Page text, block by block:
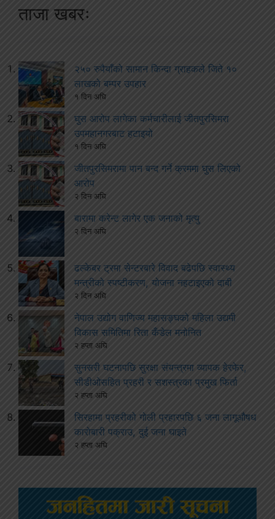
ताजा खबरः
२५० रुपैयाँको सामान किन्दा ग्राहकले जिते १०
लाखको बम्पर उपहार
१ दिन अघि
घुस आरोप लागेका कर्मचारीलाई जीतपुरसिमरा
उपमहानगरबाट हटाइयो
१ दिन अघि
जीतपुरसिमरामा पान बन्द गर्ने क्रममा घुस लिएको
आरोप
२ दिन अघि
बारामा करेन्ट लागेर एक जनाको मृत्यु
२ दिन अघि
ढल्केबर ट्रमा सेन्टरबारे विवाद बढेपछि स्वास्थ्य
मन्त्रीको स्पष्टीकरण, योजना नहटाइएको दाबी
२ दिन अघि
नेपाल उद्योग वाणिज्य महासङ्घको महिला उद्यमी
विकास समितिमा रिता कँडेल मनोनित
२ हप्ता अघि
सुनसरी घटनापछि सुरक्षा संयन्त्रमा व्यापक हेरफेर,
सीडीओसहित प्रहरी र सशस्त्रका प्रमुख फिर्ता
२ हप्ता अघि
सिरहामा प्रहरीको गोली प्रहारपछि ६ जना लागूऔषध
कारोबारी पक्राउ, दुई जना घाइते
२ हप्ता अघि